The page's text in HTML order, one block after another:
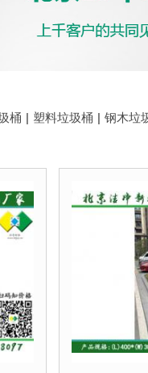
桶 | 塑料垃圾桶 | 钢木垃